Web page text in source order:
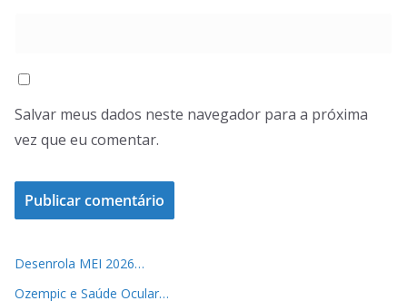
Salvar meus dados neste navegador para a próxima
vez que eu comentar.
Desenrola MEI 2026…
Ozempic e Saúde Ocular…